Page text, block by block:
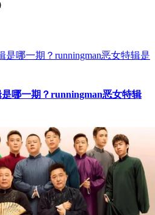
哪一期？runningman恶女特辑